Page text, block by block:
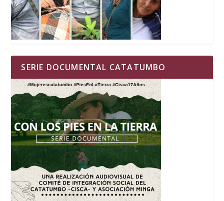
SERIE DOCUMENTAL CATATUMBO